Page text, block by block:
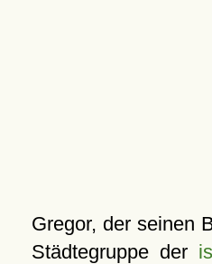
Gregor, der seinen
Städtegruppe der